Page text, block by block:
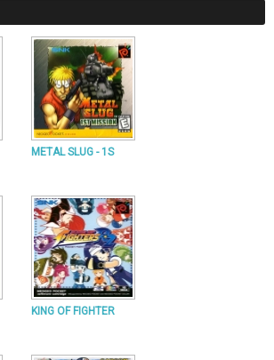
METAL SLUG - 1S
KING OF FIGHTER